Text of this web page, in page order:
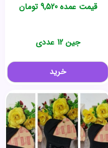
قیمت عمده9,520 تومان
جین 12 عددی
خرید